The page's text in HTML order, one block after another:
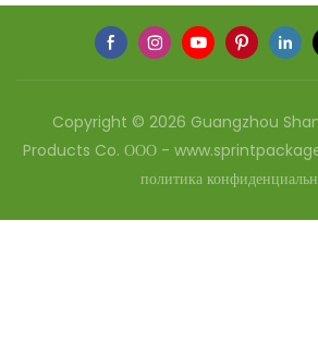
Copyright © 2026 Guangzhou
Products Co. ООО -
политика